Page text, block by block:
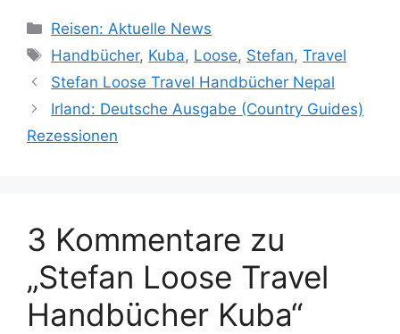
Kategorien
Reisen: Aktuelle News
Schlagwörter
Handbücher, Kuba, Loose, Stefan,Travel
Stefan Loose Travel Handbücher Nepal
Irland: Deutsche Ausgabe (Country Guides)
Rezessionen
3 Kommentare zu
„Stefan Loose Travel
Handbücher Kuba“